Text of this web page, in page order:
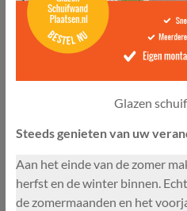
Glazen
Steeds genieten van uw
Aan het einde van de zomer
herfst en de winter binnen.
de zomermaanden en het